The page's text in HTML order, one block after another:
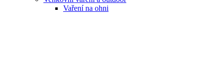
Vaření na ohni